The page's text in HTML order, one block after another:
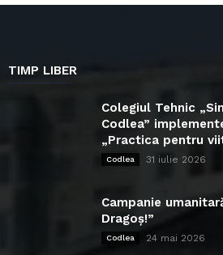
TIMP LIBER
Colegiul Tehnic
Codlea”
„Practica pentru
Codlea 31 iulie 2026
Campanie
Dragoș!”
Codlea 24 mai 2026